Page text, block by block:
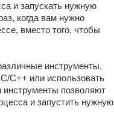
и запускать нужную
когда вам нужно
вместо того, чтобы
инструменты,
C++ или использовать
инструменты позволяют
и запустить нужную